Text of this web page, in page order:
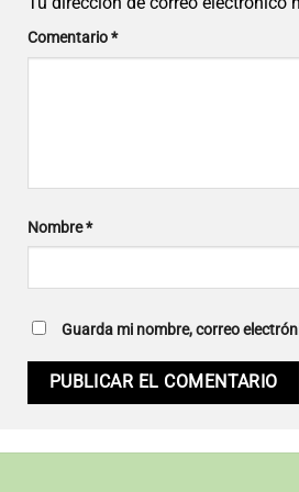
Comentario*
Nombre*
Guarda mi nombre, correo